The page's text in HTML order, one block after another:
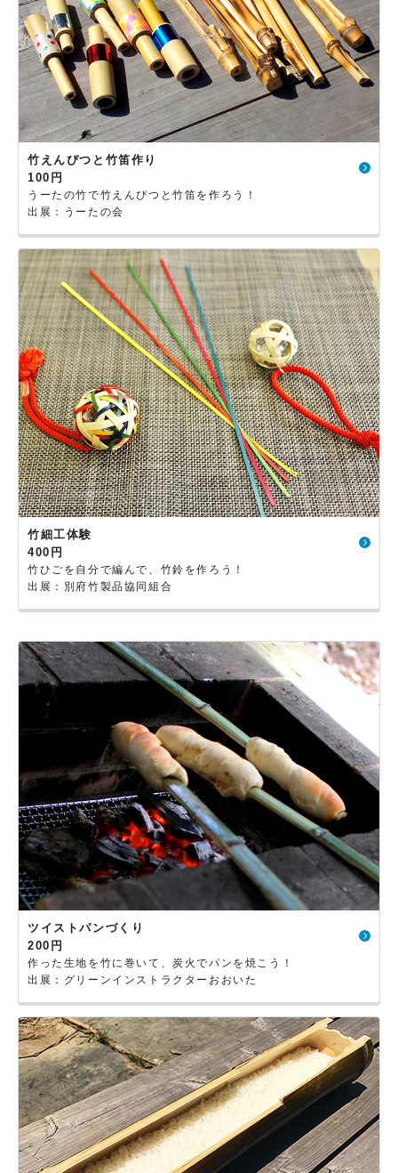
竹えんぴつと竹笛作り
100円
うーたの竹で竹えんぴつと竹笛を作ろう！
出展：うーたの会
竹細工体験
400円
竹ひごを自分で編んで、竹鈴を作ろう！
出展：別府竹製品協同組合
ツイストパンづくり
200円
作った生地を竹に巻いて、炭火でパンを焼こう！
出展：グリーンインストラクターおおいた